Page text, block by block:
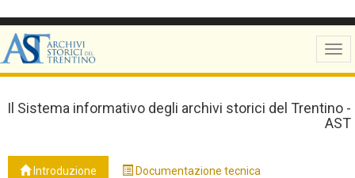
Il Sistema informativo degli archivi storici del Trentino -
AST
Introduzione Documentazione tecnica